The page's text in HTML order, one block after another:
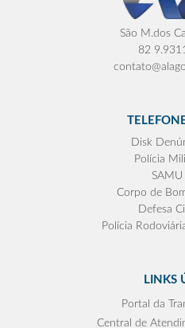
São M.dos
82
Disk
Polícia
SAMU
Corpo de
Defesa
Polícia
LINKS
Portal da
Central de